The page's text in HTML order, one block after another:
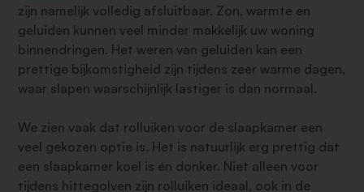
zijn namelijk volledig afsluitbaar. Zon, warmte en
geluiden kunnen veel minder makkelijk uw woning
binnendringen. Het weren van geluiden kan een
prettige bijkomstigheid zijn tijdens zeer warme dagen,
waar slapen waarschijnlijk lastiger is dan normaal.
We zien vaak dat rolluiken voor de slaapkamer een
veel gekozen optie is. Het is natuurlijk erg prettig dat
een slaapkamer koel is én donker. Niet alleen voor
tijdens hittegolven zijn rolluiken ideaal, ook in de